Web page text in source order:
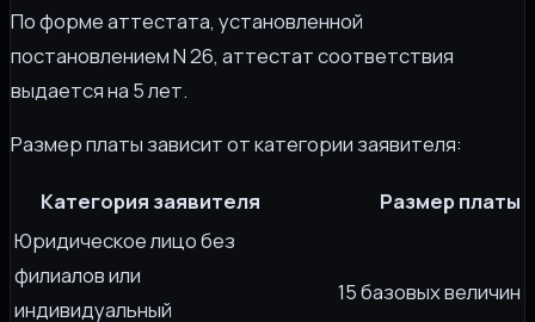
По форме аттестата, установленной
постановлением N 26, аттестат соответствия
выдается на 5 лет.
Размер платы зависит от категории заявителя:
Категория заявителя
Размер платы
Юридическое лицо без
филиалов или
индивидуальный
15 базовых величин